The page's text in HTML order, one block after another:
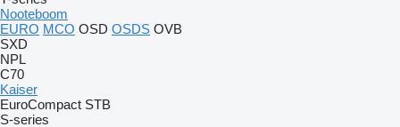
Nooteboom
EURO MCO OSD OSDS OVB
SXD
NPL
C70
Kaiser
EuroCompact STB
S-series